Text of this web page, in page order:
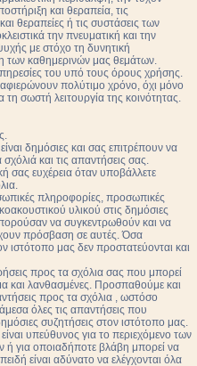
και θεραπεία, τις
θεραπείες ή τις συστάσεις των
την πνευματική και την
με στόχο τη δυνητική
των καθημερινών μας θεμάτων.
του υπό τους όρους χρήσης.
αφιερώνουν πολύτιμο χρόνο, όχι μόνο
τη σωστή λειτουργία της κοινότητας.
δημόσιες και σας επιτρέπουν να
και τις απαντήσεις σας.
σας ευχέρεια όταν υποβάλλετε
πληροφορίες, προσωπικές
υλικού στις δημόσιες
να συγκεντρωθούν και να
πρόσβαση σε αυτές. Όσα
ιστότοπο μας δεν προστατεύονται και
προς τα σχόλια σας που μπορεί
και λανθασμένες. Προσπαθούμε και
προς τα σχόλια , ωστόσο
όλες τις απαντήσεις που
συζητήσεις στον ιστότοπο μας.
υπεύθυνος για το περιεχόμενο των
ή για οποιαδήποτε βλάβη μπορεί να
είναι αδύνατο να ελέγχονται όλα